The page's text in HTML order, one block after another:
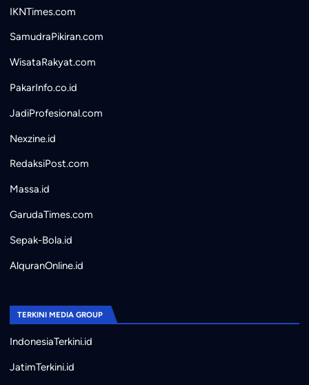
IKNTimes.com
SamudraPikiran.com
WisataRakyat.com
PakarInfo.co.id
JadiProfesional.com
Nexzine.id
RedaksiPost.com
Massa.id
GarudaTimes.com
Sepak-Bola.id
AlquranOnline.id
TERKINI MEDIA GROUP
IndonesiaTerkini.id
JatimTerkini.id